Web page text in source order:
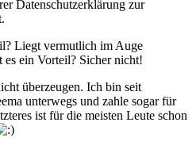
Datenschutzerklärung zur
Liegt vermutlich im Auge
es ein Vorteil? Sicher nicht!
überzeugen. Ich bin seit
unterwegs und zahle sogar für
ist für die meisten Leute schon